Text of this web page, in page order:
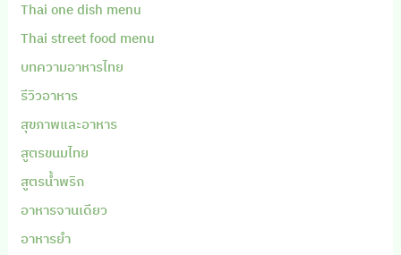
Thai one dish menu
Thai street food menu
บทความอาหารไทย
รีวิวอาหาร
สุขภาพและอาหาร
สูตรขนมไทย
สูตรน้ำพริก
อาหารจานเดียว
อาหารยำ